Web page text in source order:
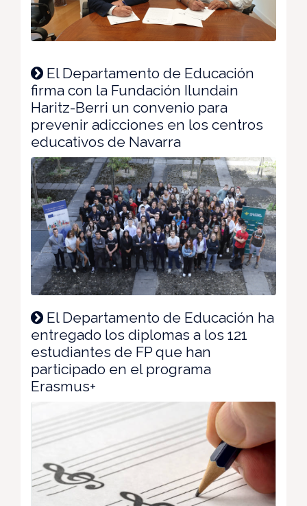
El Departamento de Educación
firma con la Fundación Ilundain
Haritz-Berri un convenio para
prevenir adicciones en los centros
educativos de Navarra
El Departamento de Educación ha
entregado los diplomas a los 121
estudiantes de FP que han
participado en el programa
Erasmus+